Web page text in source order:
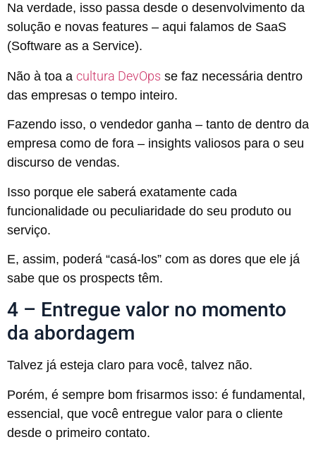
Na verdade, isso passa desde o desenvolvimento da
solução e novas features – aqui falamos de SaaS
(Software as a Service).
Não à toa a cultura DevOps se faz necessária dentro
das empresas o tempo inteiro.
Fazendo isso, o vendedor ganha – tanto de dentro da
empresa como de fora – insights valiosos para o seu
discurso de vendas.
Isso porque ele saberá exatamente cada
funcionalidade ou peculiaridade do seu produto ou
serviço.
E, assim, poderá “casá-los” com as dores que ele já
sabe que os prospects têm.
4 – Entregue valor no momento
da abordagem
Talvez já esteja claro para você, talvez não.
Porém, é sempre bom frisarmos isso: é fundamental,
essencial, que você entregue valor para o cliente
desde o primeiro contato.